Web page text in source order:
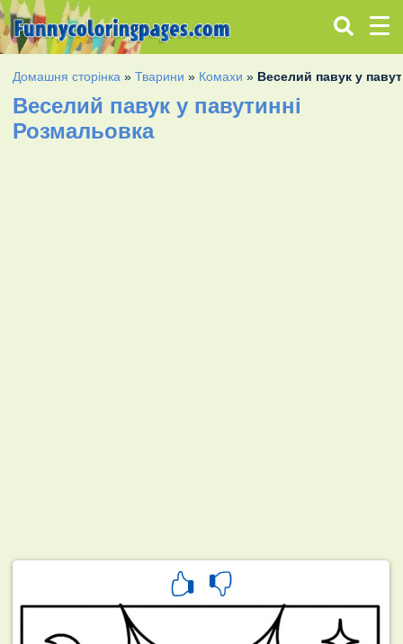
Домашня сторінка »Тварини » Комахи » Веселий павук у
Веселий павук у павутинні
Розмальовка